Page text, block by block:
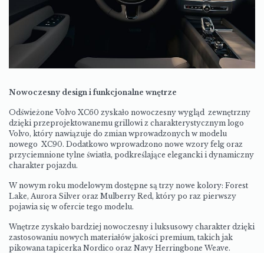
Nowoczesny design i funkcjonalne wnętrze
Odświeżone Volvo XC60 zyskało nowoczesny wygląd zewnętrzny
dzięki przeprojektowanemu grillowi z charakterystycznym logo
Volvo, który nawiązuje do zmian wprowadzonych w modelu
nowego XC90. Dodatkowo wprowadzono nowe wzory felg oraz
przyciemnione tylne światła, podkreślające elegancki i dynamiczny
charakter pojazdu.
W nowym roku modelowym dostępne są trzy nowe kolory: Forest
Lake, Aurora Silver oraz Mulberry Red, który po raz pierwszy
pojawia się w ofercie tego modelu.
Wnętrze zyskało bardziej nowoczesny i luksusowy charakter dzięki
zastosowaniu nowych materiałów jakości premium, takich jak
pikowana tapicerka Nordico oraz Navy Herringbone Weave.